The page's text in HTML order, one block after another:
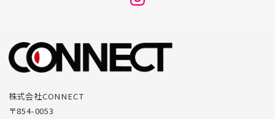
ー
項
株式会社CONNECT
〒854-0053